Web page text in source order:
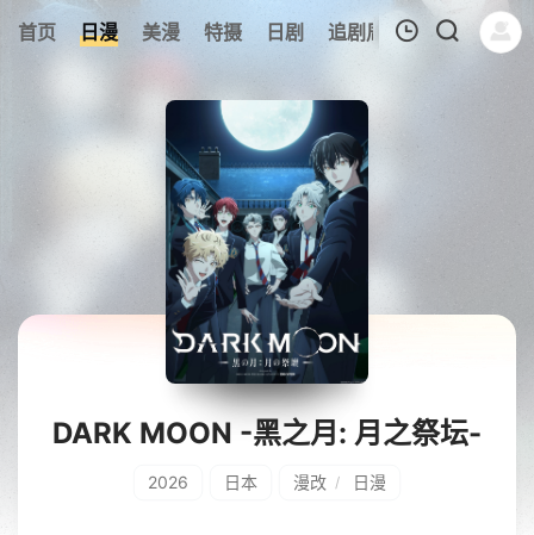
首页 日漫 美漫 特摄 日剧 追剧周表 今日更新
0
我的观影记录
暂无观看影片的记录
DARK MOON -黑之月: 月之祭坛-
2026 日本 漫改 / 日漫